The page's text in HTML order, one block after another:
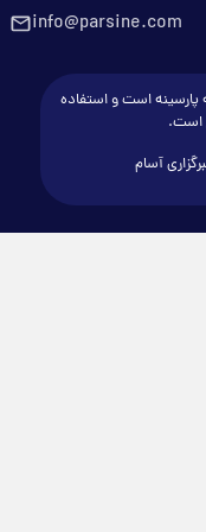
info@parsine.com
است و استفاده
آسام